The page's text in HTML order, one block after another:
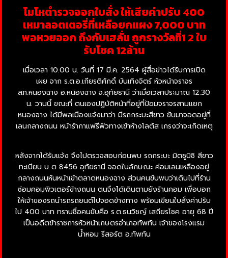
โมโหตำรวจออกใบสั่ง ให้เสียค่าปรับ 400
เหมาลอตเตอรี่ที่เหลือยกแผง 7,000 บาท
พอหวยออก ถึงกับเฮลั่น ถูกรางวัลที่1 2 ใบ
รับโชค 12ล้าน
เมื่อเวลา 10.00 น. วันที่ 17 มี.ค. 2564 ผู้สื่อข่าวได้รับการเปิด
เผย จาก ร.ต.อ.เกียรติศักดิ์ บันเทิงจิตร์ หัวหน้าจราจร
สภ.หนองฉาง อ.หนองฉาง จ.อุทัยธานี ว่าเมื่อเวลาประมาณ 12.30
น. วานนี้ ขณะที่ ตนเองปฏิบัติหน้าที่อยู่ที่ป้อมจราจรสามแยก
หนองฉาง ได้มีพลเมืองแจ้งมาว่า มีรถกระบะสีขาว ขับมาจอดอยู่ที่
เลนกลางถนน หน้าร้ากาแฟรีฟิวทางเข้าห้างโลตัส เกรงว่าจะเกิดเหตุ
หลังจากได้รับแจ้ง จึงไปตรวจสอบก่อนพบ รถกระบะ มิตซูบิซิ สีขาว
ทะเบียน บ ต 8456 อุทัยธานี จอดในลักษณะ ค่อมเลนเหลืองอยู่
กลางถนนหันหน้าเข้าตลาดหนองฉาง ส่วนคนขับพบว่าเดินไปที่ร้าน
ซ่อมคอมพิวเตอร์ข้างถนน ตนจึงได้เดินตามยังร้านคอม เพื่อบอก
ให้เจ้าของรถนำรถรถยนต์ไปจอดข้างทาง พร้อมเขียนใบสั่งค่าปรับ
ไป 400 บาท ทราบชื่อคนขับคือ ร.ต.ธนวิชญ์ เสถียรโชค อายุ 68 ปี
เป็นอดีตข้าราชการหัวหน้าเกษตรอำเภอทัพทัน เจ้าของโรงแรม
น้ำหอม รีสอร์ต อ.ทัพทัน